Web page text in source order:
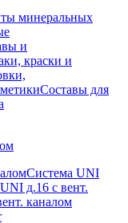
минеральных
и
краски и
Составы для
Система UNI
д.16 с вент.
каналом